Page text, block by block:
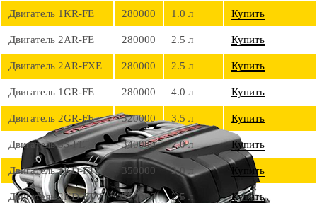
Двигатель 1KR-FE 280000 1.0 л Купить
Двигатель 2AR-FE 280000 2.5 л Купить
Двигатель 2AR-FXE 280000 2.5 л Купить
Двигатель 1GR-FE 280000 4.0 л Купить
Двигатель 2GR-FE 320000 3.5 л Купить
Двигатель 3S-FE 340000 2.0 л Купить
Двигатель 1KD-FTV 350000 3.0 л Купить
Двигатель 2KD-FTV 350000 2.5 л Купить